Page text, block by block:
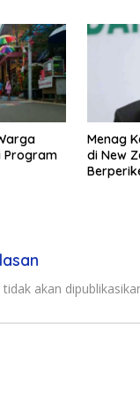
Program
Menag
di New
akan